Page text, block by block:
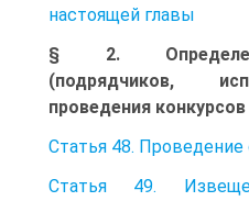
настоящей главы
§ 2.
(подрядчиков,
проведения
Статья 48.
Статья 49.